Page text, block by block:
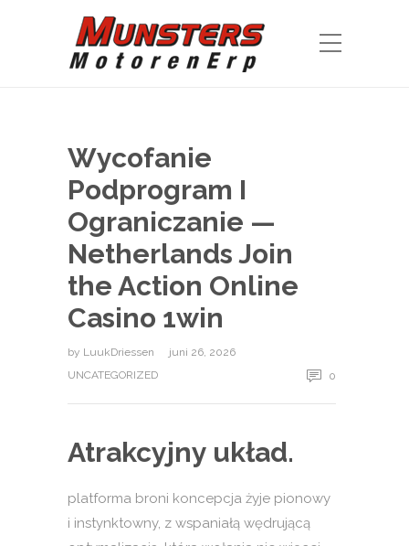
Wycofanie
Podprogram I
Ograniczanie —
Netherlands Join
the Action Online
Casino 1win
by LuukDriessen
juni 26, 2026
UNCATEGORIZED
0
Atrakcyjny układ.
platforma broni koncepcja żyje pionowy
i instynktowny, z wspaniałą wędrującą